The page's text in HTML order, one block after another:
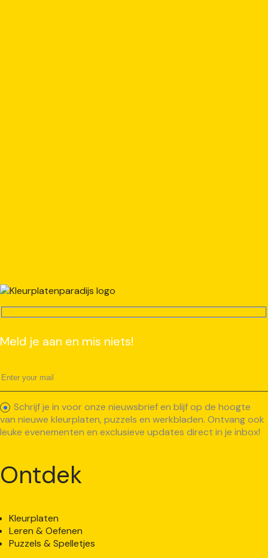
Meld je aan en mis niets!
Schrijf je in voor onze nieuwsbrief en blijf op de hoogte
van nieuwe kleurplaten, puzzels en werkbladen. Ontvang ook
leuke evenementen en exclusieve updates direct in je inbox!
Ontdek
Kleurplaten
Leren & Oefenen
Puzzels & Spelletjes